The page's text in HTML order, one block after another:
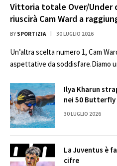
Vittoria totale Over/Under
riuscirà Cam Ward a
BY SPORTIZIA 30 LUGLIO 2026
Un’altra scelta numero 1, Cam
aspettative da soddisfare.Diamo
Ilya Kharun
nei 50 Butterfly
30 LUGLIO 2026
La Juventus è
cifre